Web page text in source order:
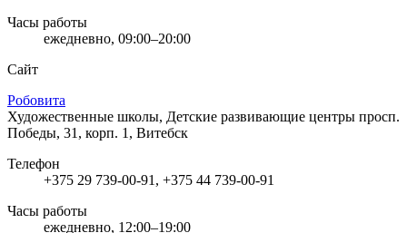
Часы работы
ежедневно, 09:00–20:00
Сайт
Робовита
Художественные школы, Детские развивающие центры просп.
Победы, 31, корп. 1, Витебск
Телефон
+375 29 739-00-91, +375 44 739-00-91
Часы работы
ежедневно, 12:00–19:00